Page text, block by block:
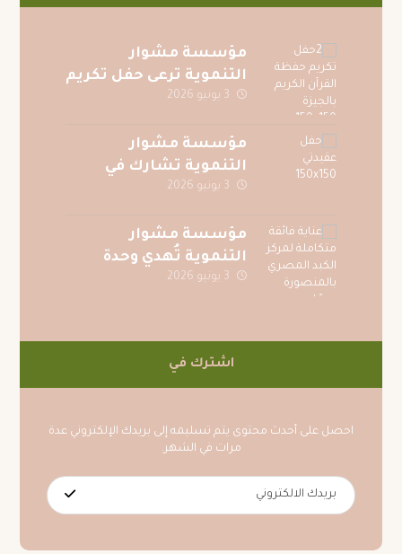
مؤسسة مشوار
التنموية ترعى حفل تكريم
حفظة القرآن الكريم
الجيزة
3 يونيو 2026
مؤسسة مشوار
التنموية تشارك في
احتفالية جوائز المسابقة
عقيدتي
3 يونيو 2026
مؤسسة مشوار
التنموية تُهدي وحدة
عناية فائقة متكاملة
3 يونيو 2026
اشترك في
احصل على أحدث محتوى يتم تسليمه إلى بريدك الإلكتروني عدة
مرات في الشهر.